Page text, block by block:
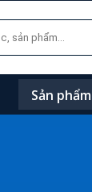
Sản phẩm